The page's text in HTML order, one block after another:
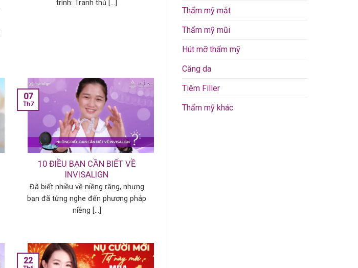
trình: Tranh thủ [...]
10 ĐIỀU BẠN CẦN BIẾT VỀ
INVISALIGN
Đã biết nhiều về niềng răng, nhưng
bạn đã từng nghe đến phương pháp
niềng [...]
07
Th7
22
Thẩm mỹ mắt
Thẩm mỹ mũi
Hút mỡ thẩm mỹ
Căng da
Tiêm Filler
Thẩm mỹ khác